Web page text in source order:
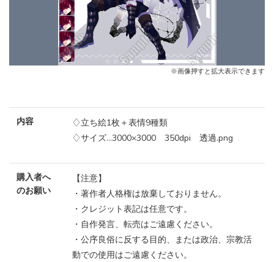
※画像押すと拡大表示できます
内容
♢立ち絵1枚＋表情9種類
♢サイズ…3000×3000 350dpi 透過.png
購入者へ
のお願い
【注意】
・著作者人格権は放棄しておりません。
・クレジット表記は任意です。
・自作発言、転売はご遠慮ください。
・公序良俗に反する目的、または政治、宗教活
動での使用はご遠慮ください。